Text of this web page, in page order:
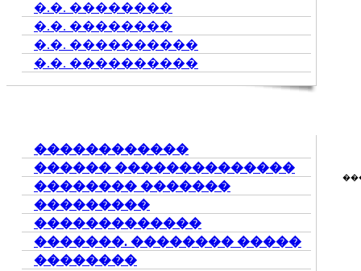
�.�. ��������
�.�. ��������
�.�. ����������
�.�. ����������
������������
������ ��������������
�������� �������
���������
�������������
�������. �������� �����
��������